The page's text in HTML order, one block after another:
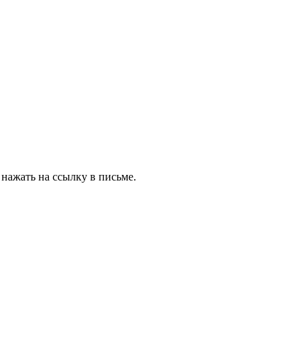
на ссылку в письме.